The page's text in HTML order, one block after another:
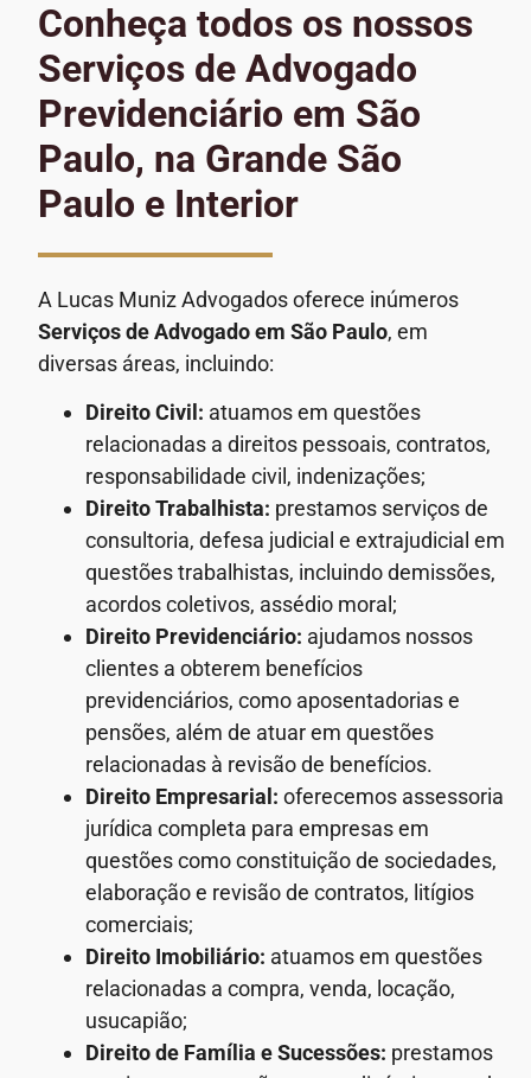
Conheça todos os nossos
Serviços de Advogado
Previdenciário em São
Paulo, na Grande São
Paulo e Interior
A Lucas Muniz Advogados oferece inúmeros
Serviços de Advogado em São Paulo, em
diversas áreas, incluindo:
Direito Civil: atuamos em questões
relacionadas a direitos pessoais, contratos,
responsabilidade civil, indenizações;
Direito Trabalhista: prestamos serviços de
consultoria, defesa judicial e extrajudicial em
questões trabalhistas, incluindo demissões,
acordos coletivos, assédio moral;
Direito Previdenciário: ajudamos nossos
clientes a obterem benefícios
previdenciários, como aposentadorias e
pensões, além de atuar em questões
relacionadas à revisão de benefícios.
Direito Empresarial: oferecemos assessoria
jurídica completa para empresas em
questões como constituição de sociedades,
elaboração e revisão de contratos, litígios
comerciais;
Direito Imobiliário: atuamos em questões
relacionadas a compra, venda, locação,
usucapião;
Direito de Família e Sucessões: prestamos